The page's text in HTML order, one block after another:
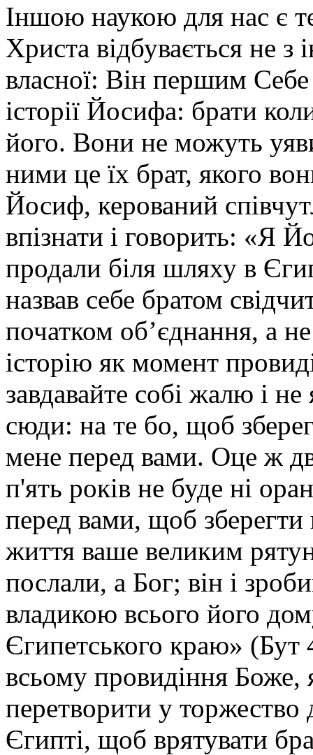
Іншою наукою для нас є
Христа відбувається не з
власної: Він першим
історії Йосифа: брати
його. Вони не можуть
ними це їх брат, якого
Йосиф, керований
впізнати і говорить: «Я
продали біля шляху в
назвав себе братом
початком об’єднання, а
історію як момент
завдавайте собі жалю і
сюди: на те бо, щоб
мене перед вами. Оце ж
п'ять років не буде ні
перед вами, щоб зберегти
життя ваше великим
послали, а Бог; він і
владикою всього його
Єгипетського краю»
всьому провидіння Боже,
перетворити у
Єгипті, щоб врятувати